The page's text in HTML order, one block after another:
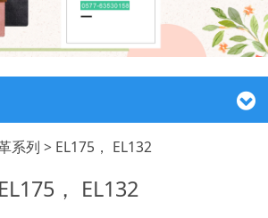
EL132
系列 > EL175， EL132
EL175， EL132